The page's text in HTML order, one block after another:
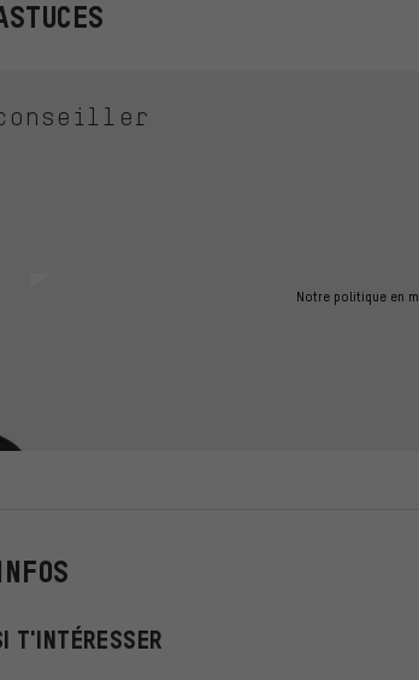
Notre politique en
T'INTÉRESSER